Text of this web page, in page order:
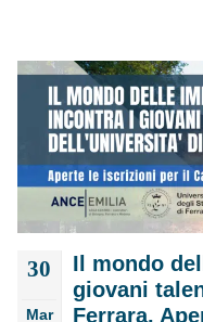
30
Mar
Il mondo
giovani
Ferrara.